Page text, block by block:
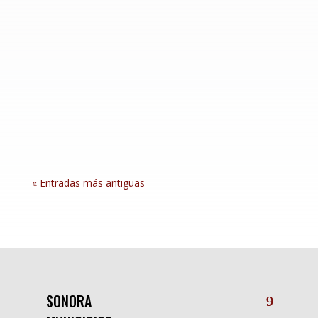
« Entradas más antiguas
SONORA